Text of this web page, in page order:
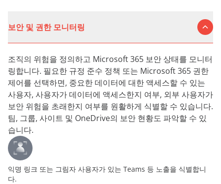
보안 및 권한 모니터링
조직의 위험을 정의하고 Microsoft 365 보안 상태를 모니터
링합니다. 필요한 규정 준수 정책 또는 Microsoft 365 권한
제어를 선택하면, 중요한 데이터에 대한 액세스할 수 있는
사용자, 사용자가 데이터에 액세스한지 여부, 외부 사용자가
보안 위험을 초래한지 여부를 원활하게 식별할 수 있습니다.
팀, 그룹, 사이트 및 OneDrive의 보안 현황도 파악할 수 있
습니다.
익명 링크 또는 그림자 사용자가 있는 Teams 등 노출을 식별합니
다.